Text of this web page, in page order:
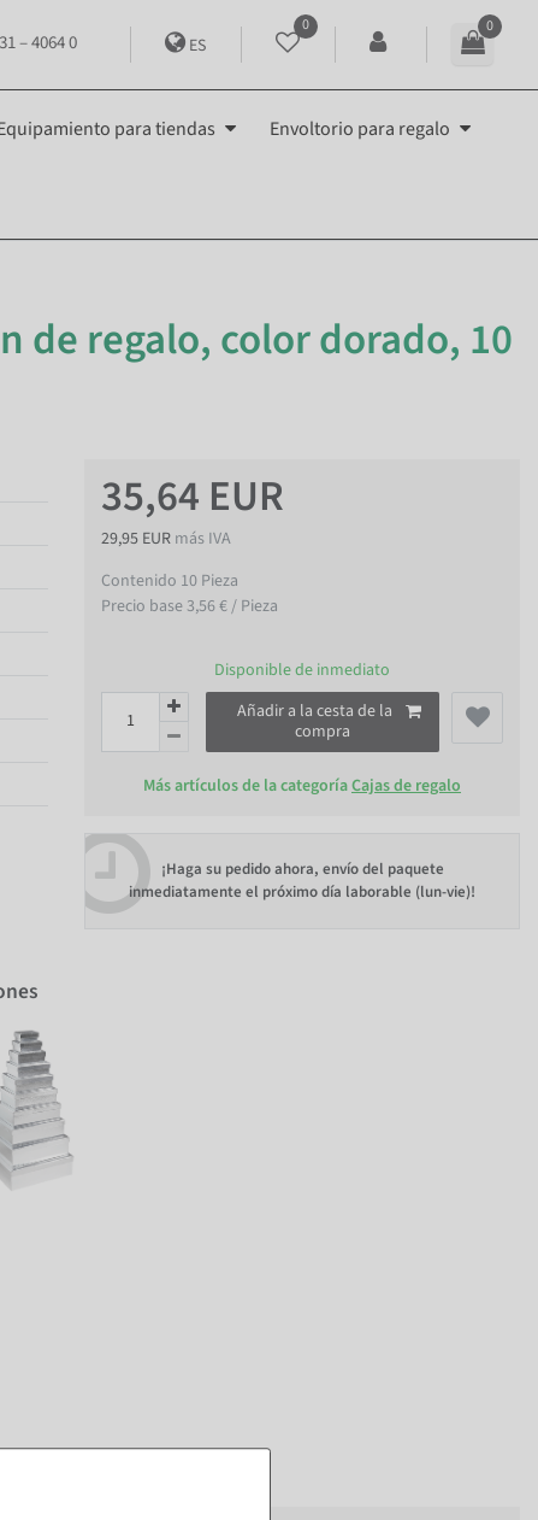
– 4064 0 ES
0 0
para tiendas Envoltorio para regalo
de regalo, color dorado, 10
35,64 EUR
29,95 EUR más IVA
Contenido 10 Pieza
Precio base3,56 € / Pieza
Disponible de inmediato
Añadir a la cesta de la
compra
Más artículos de la categoríaCajas de regalo
¡Haga su pedido ahora, envío del paquete
inmediatamente el próximo día laborable (lun-vie)!